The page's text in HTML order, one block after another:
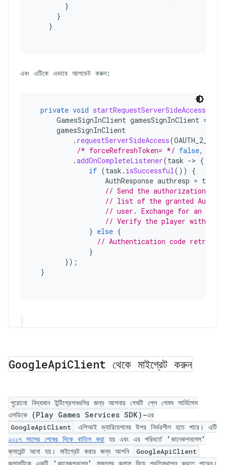
}
}
}
এবং এটিকে এভাবে আপডেট করুন:
private void startRequestServerSideAccess
GamesSignInClient gamesSignInClient =
gamesSignInClient
. requestServerSideAccess(
/* forceRefreshToken= */ false,
.addOnCompleteListener(task -> {
if (task . isSuccessful())
{
AuthResponse authresp = task
// Send the authorization
// list of the granted
// user. Exchange for an
// Verify the player with Play
} else {
// Authentication code
}
});
}
GoogleApiClient থেকে মাইগ্রেট করুন
পুরোনো বিদ্যমান ইন্টিগ্রেশনগুলির জন্য আপনার গেমটি প্লে গেমস সার্ভিসেস
এসডিকে (Play Games Services SDK)-এর
GoogleApiClient
এপিআই ভ্যারিয়েশনের উপর নির্ভরশীল হতে পারে। এটি
২০১৭ সালের শেষের দিকে বাতিল করা হয় এবং এর পরিবর্তে 'কানেকশনলেস'
ক্লায়েন্ট আনা হয়। মাইগ্রেট করার জন্য আপনি
GoogleApiClient